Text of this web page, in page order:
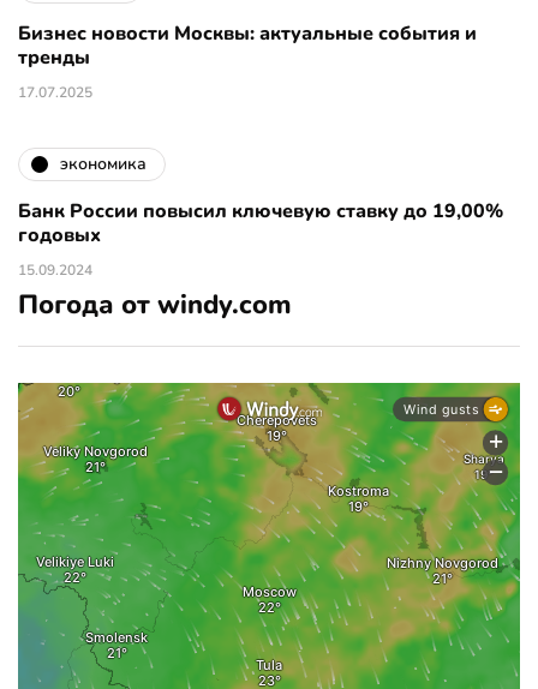
Бизнес новости Москвы: актуальные события и
тренды
17.07.2025
экономика
Банк России повысил ключевую ставку до 19,00%
годовых
15.09.2024
Погода от windy.com